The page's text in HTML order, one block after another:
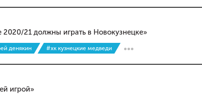
21 должны играть в Новокузнецке»
денякин #хк кузнецкие медведи
игрой»